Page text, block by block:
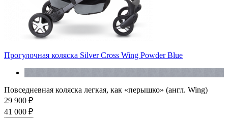
Прогулочная коляска Silver Cross Wing Powder Blue
Повседневная коляска легкая, как «перышко» (англ. Wing)
29 900 ₽
41 000 ₽